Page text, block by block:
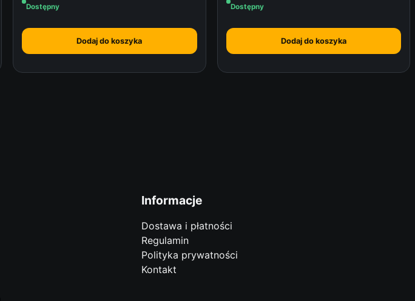
Dostępny
Dodaj do koszyka
Dostępny
Dodaj do koszyka
Informacje
Dostawa i płatności
Regulamin
Polityka prywatności
Kontakt